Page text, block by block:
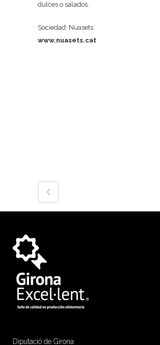
dulces o salados.
Sociedad: Nuasets
www.nuasets.cat
Diputació de Girona